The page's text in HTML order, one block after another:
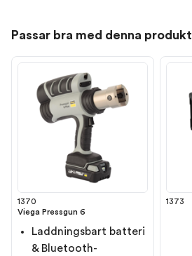
Passar bra med denna produkt
1370
Viega Pressgun 6
Laddningsbart batteri
& Bluetooth-
1373